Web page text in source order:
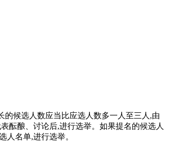
候选人数应当比应选人数多一人至三人,由
酝酿、讨论后,进行选举。如果提名的候选人
人名单,进行选举。